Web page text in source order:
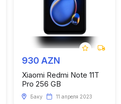
930 AZN
Xiaomi Redmi Note 11T
Pro 256 GB
Баку 11 апреля 2023